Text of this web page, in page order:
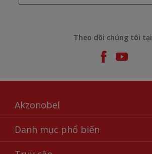
Theo dõi chúng tôi tại
Akzonobel
Giới thiệu về AkzoNobel
Liên hệ chúng tôi
Danh mục phổ biến
Tìm màu sắc